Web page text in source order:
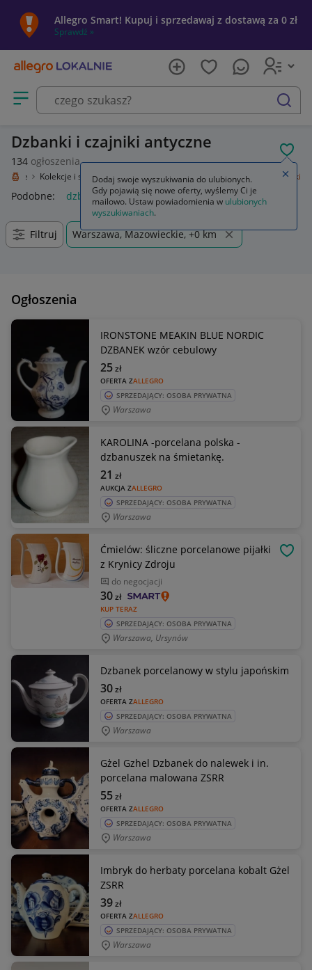
Allegro Smart! Kupuj i sprzedawaj z dostawą za 0 zł
Sprawdź »
Otwórz menu z kategoriami
szukaj
Dzbanki i czajniki antyczne
134 ogłoszenia
Kolekcje i sztuka Design i Antyki Porcelana Dzbanki i czajniki
Podobne: dzbanki i czajniki
Filtruj Warszawa, Mazowieckie, +0 km
Ogłoszenia
IRONSTONE MEAKIN BLUE NORDIC
DZBANEK wzór cebulowy
OFERTA ZALLEGRO
25zł
SPRZEDAJĄCY: OSOBA PRYWATNA
Warszawa
KAROLINA -porcelana polska -
dzbanuszek na śmietankę.
AUKCJA ZALLEGRO
21 zł
SPRZEDAJĄCY: OSOBA PRYWATNA
Warszawa
Ćmielów: śliczne porcelanowe pijałki
z Krynicy Zdroju
do negocjacji
KUP TERAZ
30zł
SPRZEDAJĄCY: OSOBA PRYWATNA
Warszawa, Ursynów
Dzbanek porcelanowy w stylu japońskim
OFERTA ZALLEGRO
30zł
SPRZEDAJĄCY: OSOBA PRYWATNA
Warszawa
Gżel Gzhel Dzbanek do nalewek i in.
porcelana malowana ZSRR
OFERTA ZALLEGRO
55zł
SPRZEDAJĄCY: OSOBA PRYWATNA
Warszawa
Imbryk do herbaty porcelana kobalt Gżel
ZSRR
OFERTA ZALLEGRO
39zł
SPRZEDAJĄCY: OSOBA PRYWATNA
Warszawa
Dodaj swoje wyszukiwania do ulubionych.
Gdy pojawią się nowe oferty, wyślemy Ci je
mailowo. Ustaw powiadomienia w ulubionych
wyszukiwaniach.